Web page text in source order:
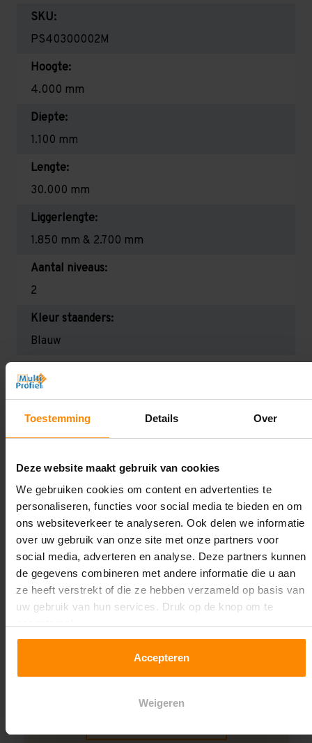
Toestemming Details Over
Deze website maakt gebruik van cookies
We gebruiken cookies om content en advertenties te
personaliseren, functies voor social media te bieden en om
ons websiteverkeer te analyseren. Ook delen we informatie
over uw gebruik van onze site met onze partners voor
social media, adverteren en analyse. Deze partners kunnen
de gegevens combineren met andere informatie die u aan
ze heeft verstrekt of die ze hebben verzameld op basis van
uw gebruik van hun services. Druk op de knop om te
Accepteren
Weigeren
SKU:
PS40300002M
Hoogte:
4.000 mm
Diepte:
1.100 mm
Lengte:
30.000 mm
Liggerlengte:
1.850 mm & 2.700 mm
Aantal niveaus:
2
Kleur staanders:
Blauw
2.650 kg (1.325 kg per pallet) & 2.700 mm is
Maximale jukbelasting:
Oplossing op maat nodig?
Wij kunnen je helpen!
draagkrachten? Speciale uitvoeringen? Onze
experts werken het graag uit! Maatwerk is onze
specialiteit!